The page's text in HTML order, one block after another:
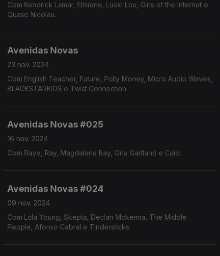
Com Kendrick Lamar, Elmiene, Lucki Lou, Girls of the Internet e
Quase Nicolau.
Avenidas Novas
23 nov. 2024
Com English Teacher, Future, Polly Money, Micro Audio Waves,
BLACKSTARKIDS e Twist Connection.
Avenidas Novas #025
16 nov. 2024
Com Raye, Ray, Magdalena Bay, Orla Gartland e Caio.
Avenidas Novas #024
09 nov. 2024
Com Lola Young, Skepta, Declan Mckenna, The Middle
People, Afonso Cabral e Tindersticks.